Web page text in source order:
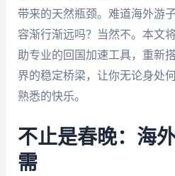
带来的天然瓶颈。难道海外游
容渐行渐远吗？当然不。本文
助专业的回国加速工具，重新
界的稳定桥梁，让你无论身处
熟悉的快乐。
不止是春晚：海
需